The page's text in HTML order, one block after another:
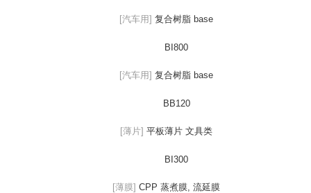
[汽车用] 复合树脂 base
BI800
[汽车用] 复合树脂 base
BB120
[薄片] 平板薄片 文具类
BI300
[薄膜] CPP 蒸煮膜, 流延膜